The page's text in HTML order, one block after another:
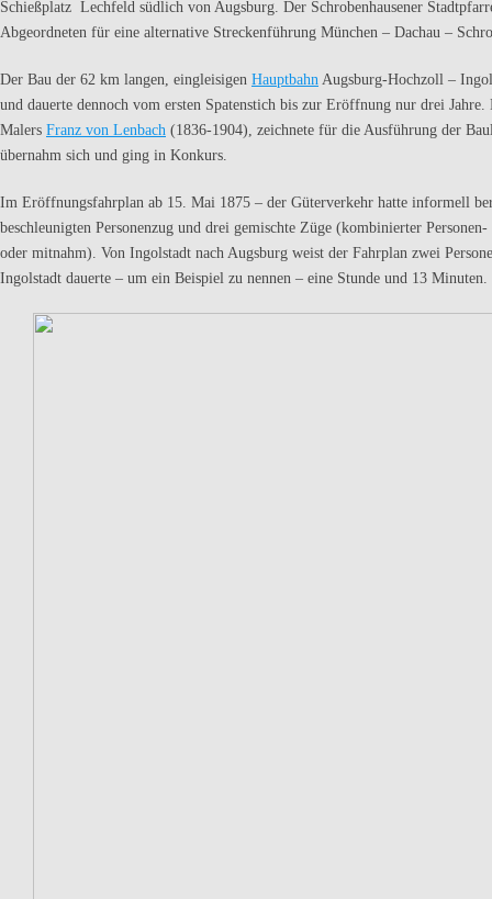
Schießplatz Lechfeld südlich von Augsburg. Der Schrobenhausener
Abgeordneten für eine alternative Streckenführung München – Dachau –
Der Bau der 62 km langen, eingleisigen Hauptbahn Augsburg-Hochzoll –
und dauerte dennoch vom ersten Spatenstich bis zur Eröffnung nur drei
Malers Franz von Lenbach (1836-1904), zeichnete für die Ausführung der
übernahm sich und ging in Konkurs.
Im Eröffnungsfahrplan ab 15. Mai 1875 – der Güterverkehr hatte informell
beschleunigten Personenzug und drei gemischte Züge (kombinierter
oder mitnahm). Von Ingolstadt nach Augsburg weist der Fahrplan zwei
Ingolstadt dauerte – um ein Beispiel zu nennen – eine Stunde und 13